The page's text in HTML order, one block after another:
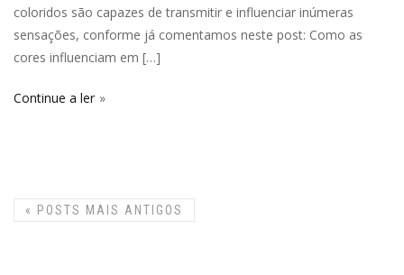
coloridos são capazes de transmitir e influenciar inúmeras
sensações, conforme já comentamos neste post: Como as
cores influenciam em […]
Continue a ler
« POSTS MAIS ANTIGOS